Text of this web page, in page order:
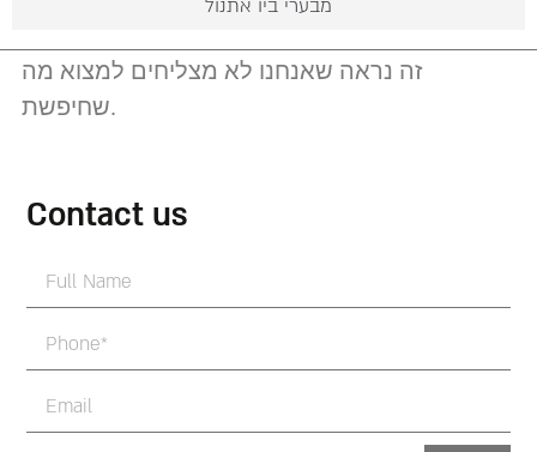
מבערי ביו אתנול
זה נראה שאנחנו לא מצליחים למצוא מה
שחיפשת.
Contact us